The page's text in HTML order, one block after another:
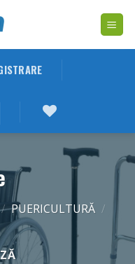
/ PUERICULTURĂ /